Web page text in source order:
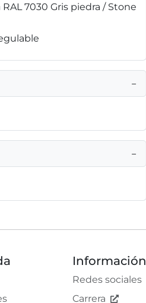
7030 Gris piedra / Stone
−
−
Información
Redes sociales
Carrera